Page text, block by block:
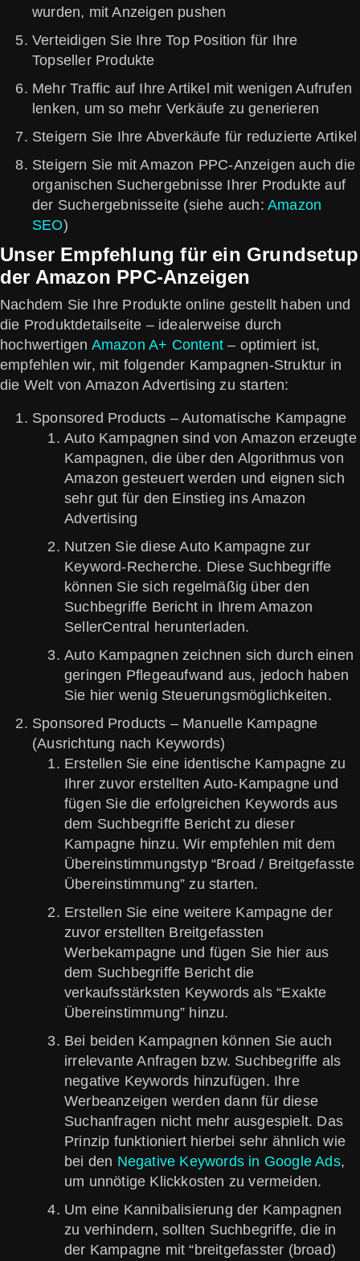
wurden, mit Anzeigen pushen
Verteidigen Sie Ihre Top Position für Ihre
Topseller Produkte
Mehr Traffic auf Ihre Artikel mit wenigen Aufrufen
lenken, um so mehr Verkäufe zu generieren
Steigern Sie Ihre Abverkäufe für reduzierte Artikel
Steigern Sie mit Amazon PPC-Anzeigen auch die
organischen Suchergebnisse Ihrer Produkte auf
der Suchergebnisseite (siehe auch: Amazon
SEO)
Unser Empfehlung für ein Grundsetup
der Amazon PPC-Anzeigen
Nachdem Sie Ihre Produkte online gestellt haben und
die Produktdetailseite – idealerweise durch
hochwertigen Amazon A+ Content – optimiert ist,
empfehlen wir, mit folgender Kampagnen-Struktur in
die Welt von Amazon Advertising zu starten:
Sponsored Products – Automatische Kampagne
Auto Kampagnen sind von Amazon erzeugte
Kampagnen, die über den Algorithmus von
Amazon gesteuert werden und eignen sich
sehr gut für den Einstieg ins Amazon
Advertising
Nutzen Sie diese Auto Kampagne zur
Keyword-Recherche. Diese Suchbegriffe
können Sie sich regelmäßig über den
Suchbegriffe Bericht in Ihrem Amazon
SellerCentral herunterladen.
Auto Kampagnen zeichnen sich durch einen
geringen Pflegeaufwand aus, jedoch haben
Sie hier wenig Steuerungsmöglichkeiten.
Sponsored Products – Manuelle Kampagne
(Ausrichtung nach Keywords)
Erstellen Sie eine identische Kampagne zu
Ihrer zuvor erstellten Auto-Kampagne und
fügen Sie die erfolgreichen Keywords aus
dem Suchbegriffe Bericht zu dieser
Kampagne hinzu. Wir empfehlen mit dem
Übereinstimmungstyp “Broad / Breitgefasste
Übereinstimmung” zu starten.
Erstellen Sie eine weitere Kampagne der
zuvor erstellten Breitgefassten
Werbekampagne und fügen Sie hier aus
dem Suchbegriffe Bericht die
verkaufsstärksten Keywords als “Exakte
Übereinstimmung” hinzu.
Bei beiden Kampagnen können Sie auch
irrelevante Anfragen bzw. Suchbegriffe als
negative Keywords hinzufügen. Ihre
Werbeanzeigen werden dann für diese
Suchanfragen nicht mehr ausgespielt. Das
Prinzip funktioniert hierbei sehr ähnlich wie
bei den Negative Keywords in Google Ads,
um unnötige Klickkosten zu vermeiden.
Um eine Kannibalisierung der Kampagnen
zu verhindern, sollten Suchbegriffe, die in
der Kampagne mit “breitgefasster (broad)